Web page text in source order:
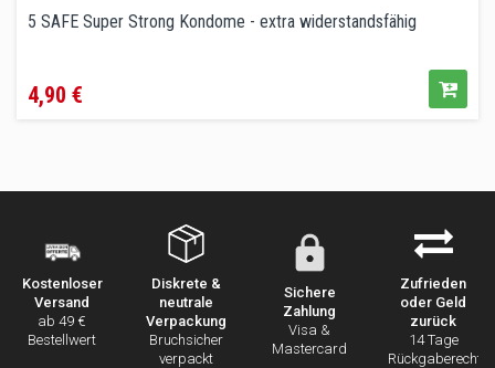
5 SAFE Super Strong Kondome - extra widerstandsfähig
4,90 €
Kostenloser
Versand
ab 49 €
Bestellwert
Diskrete &
neutrale
Verpackung
Bruchsicher
verpackt
Sichere
Zahlung
Visa &
Mastercard
Zufrieden
oder Geld
zurück
14 Tage
Rückgaberecht